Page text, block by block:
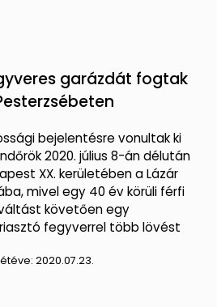
garázdát fogtak
bejelentésre vonultak ki
2020. július 8-án délután
XX. kerületében a Lázár
mivel egy 40 év körüli férfi
követően egy
fegyverrel több lövést
2020.07.23.